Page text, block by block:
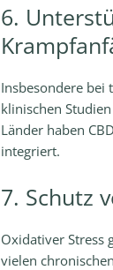
6.
Insbesondere bei
klinischen
Länder haben
integriert.
7. Schutz
Oxidativer Stress
vielen